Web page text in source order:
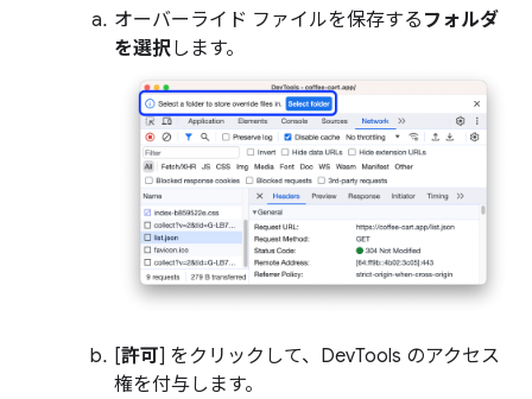
オーバーライド ファイルを保存する フォルダ
を選択します。
[許可] をクリックして、DevTools のアクセス
権を付与します。